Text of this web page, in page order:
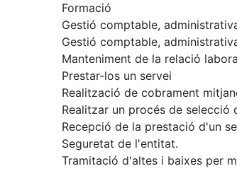
Formació
Gestió comptable,
Gestió comptable,
Manteniment de la relació
Prestar-los un servei
Realització de cobrament
Realitzar un procés de
Recepció de la prestació d'un
Seguretat de l'entitat.
Tramitació d'altes i baixes per